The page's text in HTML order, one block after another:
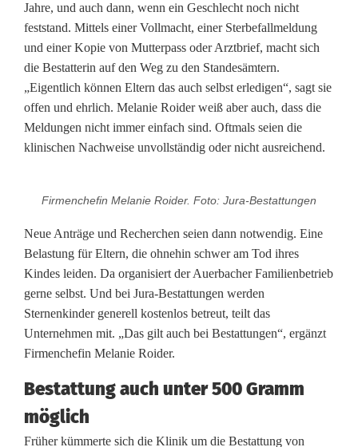
s
u
r
k
u
e
n
e
r
h
a
l
t
Jahre, und auch dann, wenn ein Geschlecht noch nicht
feststand. Mittels einer Vollmacht, einer Sterbefallmeldung
und einer Kopie von Mutterpass oder Arztbrief, macht sich
die Bestatterin auf den Weg zu den Standesämtern.
„Eigentlich können Eltern das auch selbst erledigen“, sagt sie
offen und ehrlich. Melanie Roider weiß aber auch, dass die
Meldungen nicht immer einfach sind. Oftmals seien die
klinischen Nachweise unvollständig oder nicht ausreichend.
Firmenchefin Melanie Roider. Foto: Jura-Bestattungen
Neue Anträge und Recherchen seien dann notwendig. Eine
Belastung für Eltern, die ohnehin schwer am Tod ihres
Kindes leiden. Da organisiert der Auerbacher Familienbetrieb
gerne selbst. Und bei Jura-Bestattungen werden
Sternenkinder generell kostenlos betreut, teilt das
Unternehmen mit. „Das gilt auch bei Bestattungen“, ergänzt
Firmenchefin Melanie Roider.
Bestattung auch unter 500 Gramm
möglich
Früher kümmerte sich die Klinik um die Bestattung von